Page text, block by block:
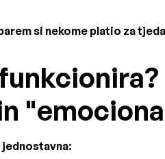
si nekome platio za